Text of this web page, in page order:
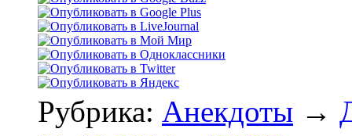
Рубрика: Анекдоты →